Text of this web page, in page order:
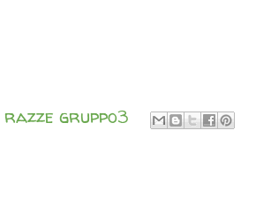
razze gruppo3